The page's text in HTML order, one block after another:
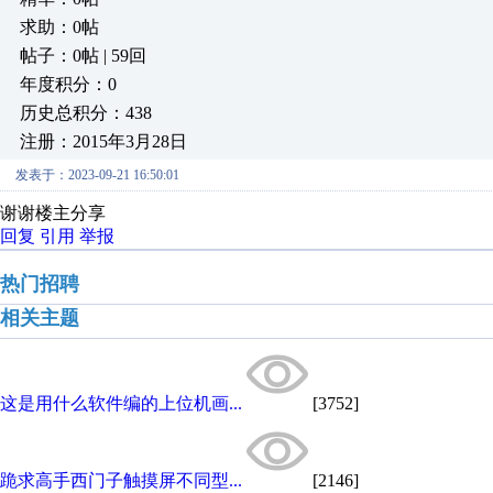
求助：0帖
帖子：0帖 | 59回
年度积分：0
历史总积分：438
注册：2015年3月28日
发表于：2023-09-21 16:50:01
谢谢楼主分享
回复 引用 举报
热门招聘
相关主题
这是用什么软件编的上位机画... [3752]
跪求高手西门子触摸屏不同型... [2146]